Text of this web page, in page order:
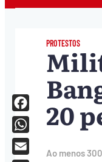
PROTESTOS
20
Ao menos
Facebook
WhatsApp